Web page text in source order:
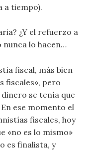
a tiempo).
¿Y el refuerzo a
nunca lo hacen…
fiscal, más bien
fiscales», pero
se tenía que
ese momento el
fiscales, hoy
«no es lo mismo»
es finalista, y